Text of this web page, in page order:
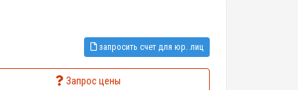
запросить счет для юр. лиц
Запрос цены